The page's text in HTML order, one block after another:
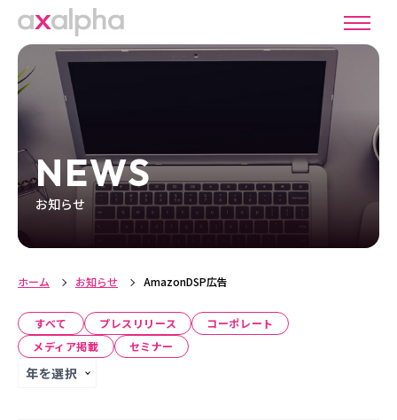
NEWS
お知らせ
ホーム お知らせ AmazonDSP広告
すべて プレスリリース
コーポレート
メディア掲載
セミナー